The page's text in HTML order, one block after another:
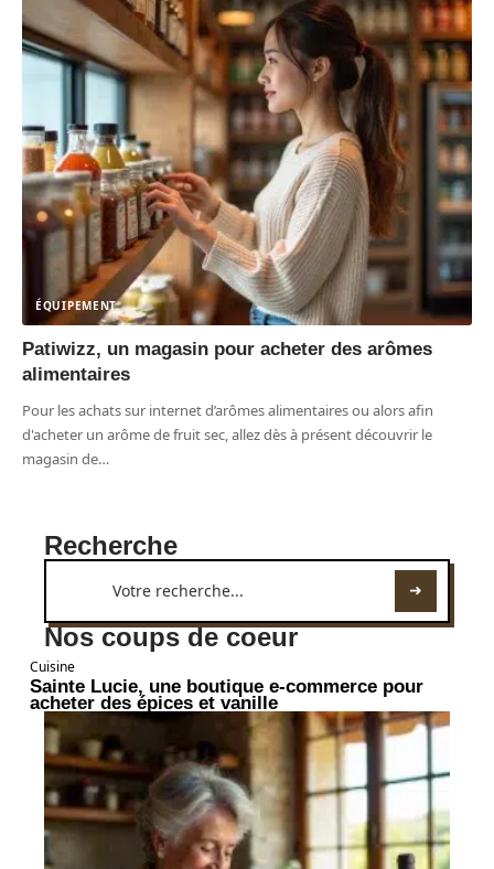
ÉQUIPEMENT
Patiwizz, un magasin pour acheter des arômes
alimentaires
Pour les achats sur internet d’arômes alimentaires ou alors afin
d'acheter un arôme de fruit sec, allez dès à présent découvrir le
magasin de…
Recherche
Nos coups de coeur
Cuisine
Sainte Lucie, une boutique e-commerce pour
acheter des épices et vanille